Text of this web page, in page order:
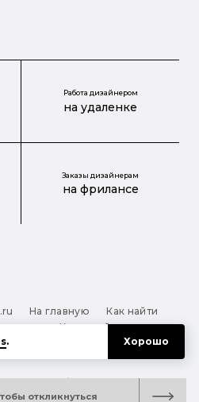
откликнуться
Работа дизайнером
на удаленке
Заказы дизайнерам
на фрилансе
На главную
Как найти
Карта сайта
данных
Файлы cookie
кто заказывает дизайн
. Хорошо